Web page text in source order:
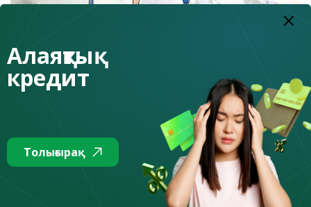
Алғашқы табыс туралы
Бұл жайында үнемі дау туындап жатады. Балаға не үшін
ақша төлеуге болады: ойыншықтарын жинағаны, ыдыс
жуғаны, құлпынай тергені, дүкенге барғаны, жақсы баға
алғаны, әжесінің үйін жинағаны үшін бе? Жалпы алғанда –
осылардың бәріне ақы төлеуге болады, бірақ алдын ала
өлшемшарттарды нақты анықтап алу қажет: көмек
Алаяқтық
кредит
Толығырақ